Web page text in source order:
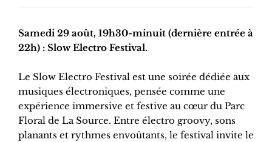
Samedi 29 août, 19h30-minuit (dernière entrée à
22h) : Slow Electro Festival.
Le Slow Electro Festival est une soirée dédiée aux
musiques électroniques, pensée comme une
expérience immersive et festive au cœur du Parc
Floral de La Source. Entre électro groovy, sons
planants et rythmes envoûtants, le festival invite le